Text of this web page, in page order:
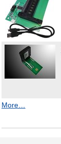
More…